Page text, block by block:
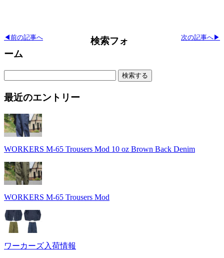
次の記事へ▶
◀前の記事へ
検索フォ
ーム
最近のエントリー
WORKERS M-65 Trousers Mod 10 oz Brown Back Denim
WORKERS M-65 Trousers Mod
ワーカーズ入荷情報